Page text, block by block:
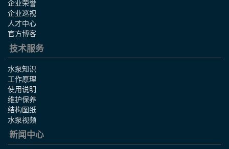
企业荣誉
企业巡视
人才中心
官方博客
技术服务
水泵知识
工作原理
使用说明
维护保养
结构图纸
水泵视频
新闻中心